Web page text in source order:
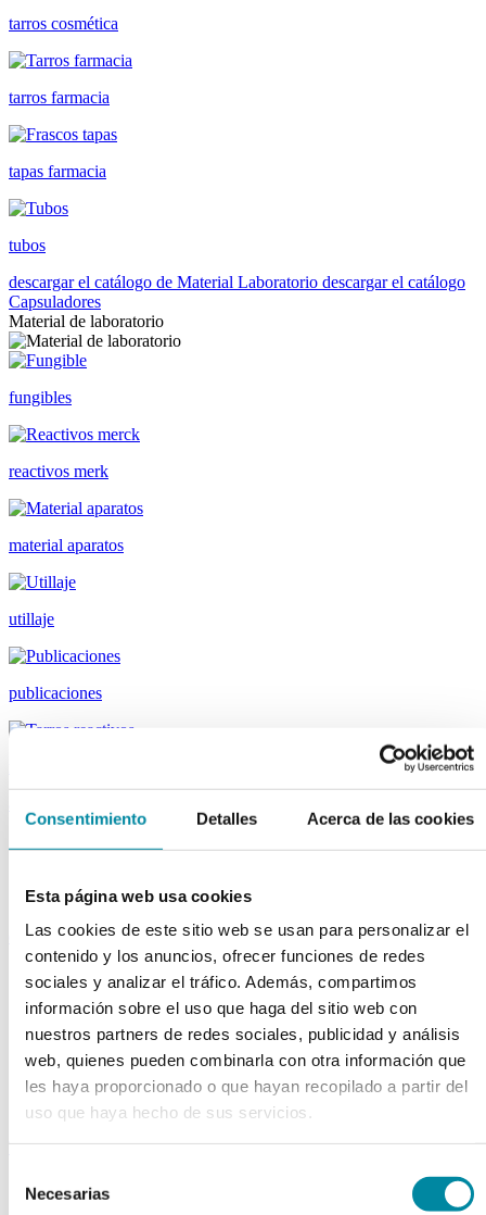
Consentimiento Detalles Acerca de las cookies
Esta página web usa cookies
Las cookies de este sitio web se usan para personalizar el
contenido y los anuncios, ofrecer funciones de redes
sociales y analizar el tráfico. Además, compartimos
información sobre el uso que haga del sitio web con
nuestros partners de redes sociales, publicidad y análisis
web, quienes pueden combinarla con otra información que
les haya proporcionado o que hayan recopilado a partir del
uso que haya hecho de sus servicios.
Necesarias
tarros cosmética
tarros farmacia
tapas farmacia
tubos
descargar el catálogo de Material Laboratorio descargar el catálogo
Capsuladores
Material de laboratorio
fungibles
reactivos merk
material aparatos
utillaje
publicaciones
Principios Activos Farmacéuticos Especiales
excipientes
Colorantes
Epesantes y Gelificantes
Excipientes varios
Disolventes
Reguladores Ph
Siliconas
Tensioactivos
Filtros solares
bases y jarabes
Jarabes
Bases